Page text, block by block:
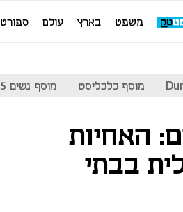
משפט בארץ עולם ספורט
מוסף כלכליסט מוסף נשים 2025
האחיות
בבתי